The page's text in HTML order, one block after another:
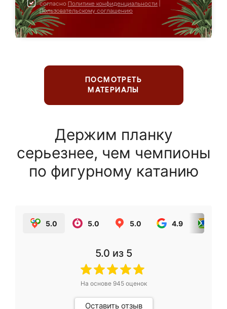
согласно Политике конфиденциальности
Пользовательскому соглашению
ПОСМОТРЕТЬ
МАТЕРИАЛЫ
Держим планку
серьезнее, чем чемпионы
по фигурному катанию
5.0 5.0 5.0 4.9
5.0 из 5
На основе 945оценок
Оставить отзыв